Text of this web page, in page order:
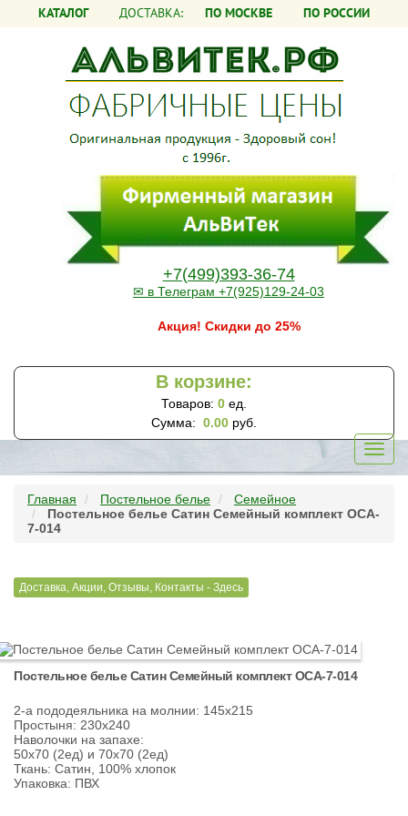
КАТАЛОГ ДОСТАВКА: ПО МОСКВЕ ПО РОССИИ
+7(499)393-36-74
✉ в Телеграм +7(925)129-24-03
Акция! Скидки до 25%
В корзине:
Товаров: 0 ед.
Сумма: 0.00 руб.
Главная Постельное белье
Семейное
Постельное белье Сатин Семейный комплект ОCA-
7-014
Доставка, Акции, Отзывы, Контакты - Здесь
Постельное белье Сатин Семейный комплект ОCA-7-014
2-а пододеяльника на молнии: 145х215
Простыня: 230х240
Наволочки на запахе:
50х70 (2ед) и 70х70 (2ед)
Ткань: Сатин, 100% хлопок
Упаковка: ПВХ